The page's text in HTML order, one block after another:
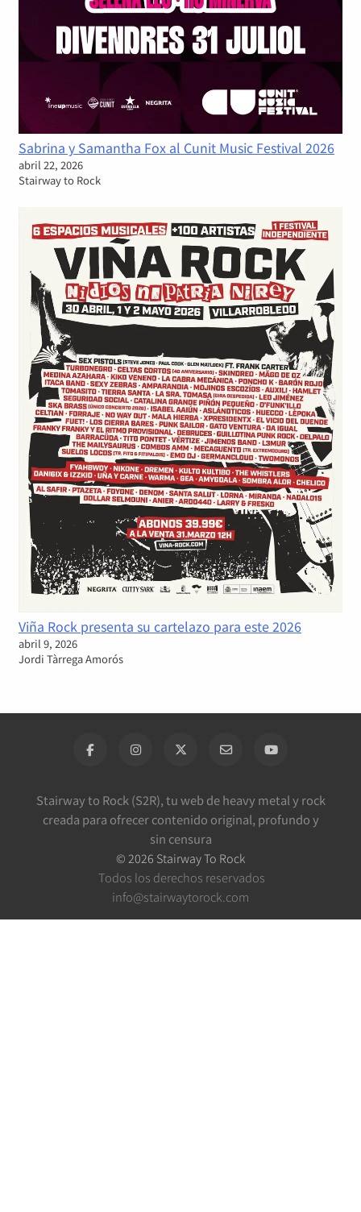
Sabrina y Samantha Fox al Cunit Music Festival 2026
abril 22, 2026
Stairway to Rock
Viña Rock presenta su cartelazo para este 2026
abril 9, 2026
Jordi Tàrrega Amorós
Stairway to Rock (S2R), tu web de heavy metal y rock
creada para ofrecer contenido original, profundo y
sin censura
© 2026 Stairway To Rock
Todos los derechos reservados
info@stairwaytorock.com